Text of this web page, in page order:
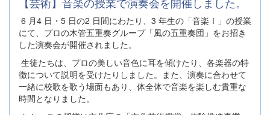
6 月4 日・5 日の2 日間にわたり、3 年生の「音楽Ⅰ」の授業
にて、プロの木管五重奏グループ「風の五重奏団」をお招き
した演奏会が開催されました。
生徒たちは、プロの美しい音色に耳を傾けたり、各楽器の特
徴について説明を受けたりしました。また、演奏に合わせて
一緒に校歌を歌う場面もあり、体全体で音楽を楽しむ貴重な
時間となりました。